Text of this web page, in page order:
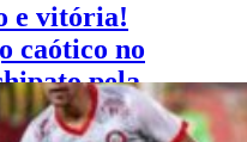
e vitória!
caótico no
pela